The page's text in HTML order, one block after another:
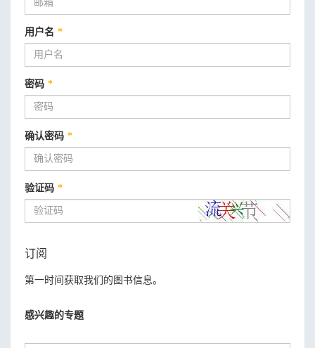
用户名 *
密码 *
确认密码 *
验证码 *
订阅
第一时间获取我们的图书信息。
感兴趣的专题